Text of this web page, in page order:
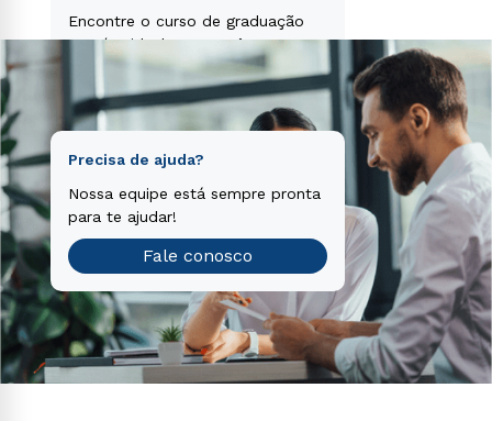
Encontre o curso de graduação
que é o ideal para você.
Teste vocacional
Precisa de ajuda?
Nossa equipe está sempre pronta
para te ajudar!
Fale conosco